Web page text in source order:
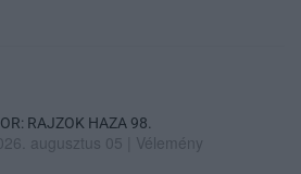
RAJZOK HAZA 98.
augusztus 05 Vélemény